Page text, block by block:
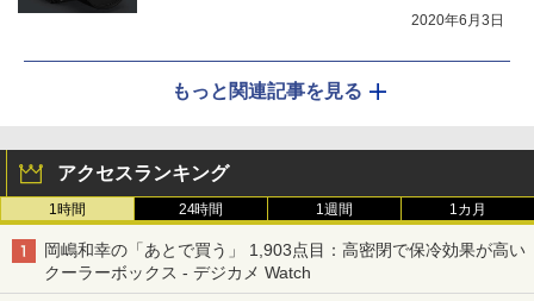
2020年6月3日
もっと関連記事を見る
アクセスランキング
1時間 24時間 1週間 1カ月
岡嶋和幸の「あとで買う」 1,903点目：高密閉で保冷効果が高い
クーラーボックス - デジカメ Watch